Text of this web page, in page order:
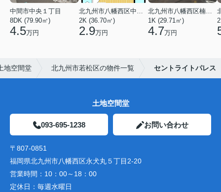
中間市中央１丁目
8DK (79.90㎡)
4.5万円
北九州市八幡西区中の原３丁目
2K (36.70㎡)
2.9万円
北九州市八幡西区楠橋下方２丁目
1K (29.71㎡)
4.7万円
地空間堂 北九州市若松区の物件一覧 セントライトパレス
土地空間堂
093-695-1238 お問い合わせ
〒807-0851
福岡県北九州市八幡西区永犬丸５丁目2-20
営業時間： 10：00～18：00
定休日： 毎週水曜日